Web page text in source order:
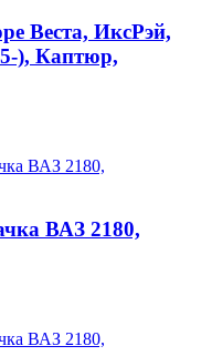
Веста, ИксРэй,
), Каптюр,
ВАЗ 2180,